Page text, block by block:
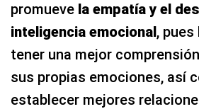
promueve la empatía y el
inteligencia emocional, pues
tener una mejor
sus propias emociones, así
establecer mejores